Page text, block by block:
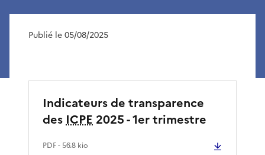
Publié le 05/08/2025
Indicateurs de transparence
des ICPE 2025 - 1er trimestre
PDF- 56.8 kio